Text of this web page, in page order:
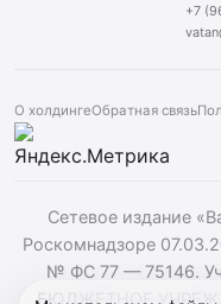
+7
О холдингеОбратная связь
Сетевое издание
Роскомнадзоре
№ ФС 77 — 75146.
БЮДЖЕТНОЕ